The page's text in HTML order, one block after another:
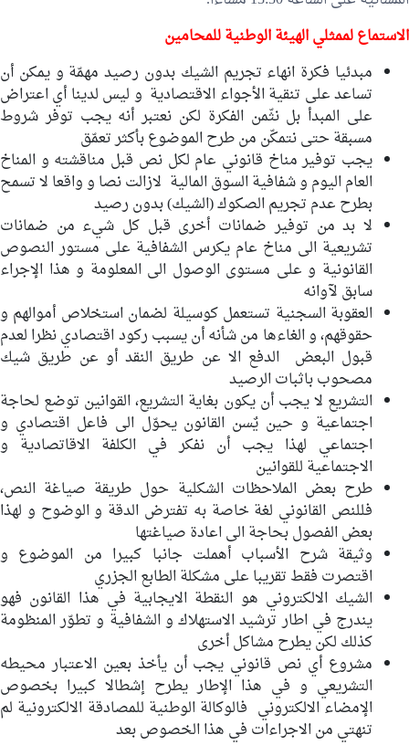
الاستماع لممثلي الهيئةالوطنية للمحامين
مبدئيا فكرة انهاء تجريم الشيك بدون رصيد مهمّة و يمكن أن
تساعد على تنقية الأجواء الاقتصادية و ليس لدينا أي اعتراض
على المبدأ بل نثّمن الفكرة لكن نعتبر أنه يجب توفر شروط
مسبقة حتى نتمكّن من طرح الموضوع بأكثر تعمّق
يجب توفير مناخ قانوني عام لكل نص قبل مناقشته و المناخ
العام اليوم و شفافية السوق المالية لازالت نصا و واقعا لا تسمح
بطرح عدم تجريم الصكوك (الشيك) بدون رصيد
لا بد من توفير ضمانات أخرى قبل كل شيء من ضمانات
تشريعية الى مناخ عام يكرس الشفافية على مستور النصوص
القانونية و على مستوى الوصول الى المعلومة و هذا الإجراء
سابق لآوانه
العقوبة السجنية تستعمل كوسيلة لضمان استخلاص أموالهم و
حقوقهم، و الغاءها من شأنه أن يسبب ركود اقتصادي نظرا لعدم
قبول البعض الدفع الا عن طريق النقد أو عن طريق شيك
مصحوب باثبات الرصيد
التشريع لا يجب أن يكون بغاية التشريع، القوانين توضع لحاجة
اجتماعية و حين يٌسن القانون يحوّل الى فاعل اقتصادي و
اجتماعي لهذا يجب أن نفكر في الكلفة الاقاتصادية و
الاجتماعية للقوانين
طرح بعض الملاحظات الشكلية حول طريقة صياغة النص،
فللنص القانوني لغة خاصة به تفترض الدقة و الوضوح و لهذا
بعض الفصول بحاجة الى اعادة صياغتها
وثيقة شرح الأسباب أهملت جانبا كبيرا من الموضوع و
اقتصرت فقط تقريبا على مشكلة الطابع الجزري
الشيك الالكتروني هو النقطة الايجابية في هذا القانون فهو
يندرج في اطار ترشيد الاستهلاك و الشفافية و تطوّر المنظومة
كذلك لكن يطرح مشاكل أخرى
مشروع أي نص قانوني يجب أن يأخذ بعين الاعتبار محيطه
التشريعي و في هذا الإطار يطرح إشطالا كبيرا بخصوص
الإمضاء الالكتروني فالوكالة الوطنية للمصادقة الالكترونية لم
تنهتي من الاجراءات في هذا الخصوص بعد